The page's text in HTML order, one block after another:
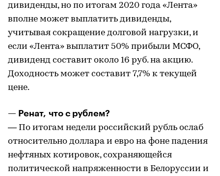
дивиденды, но по итогам 2020 года «Лента»
вполне может выплатить дивиденды,
учитывая сокращение долговой нагрузки, и
если «Лента» выплатит 50% прибыли МСФО,
дивиденд составит около 16 руб. на акцию.
Доходность может составит 7,7% к текущей
цене.
— Ренат, что с рублем?
— По итогам недели российский рубль ослаб
относительно доллара и евро на фоне падения
нефтяных котировок, сохраняющейся
политической напряженности в Белоруссии и